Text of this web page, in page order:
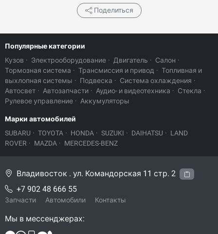
Поделиться
Популярные категории
Кузов · Электрооборудование · Двигатель · Салон ·
Тормозная система · Трансмиссия и привод · Топливная и
выхлопная системы · Подвеска · Система охлаждения ·
Автосвет · Автозапчасти · Аудио- и видеотехника · Стекла ·
Рулевое управление · Аккумуляторы
Марки автомобилей
SUBARU · TOYOTA · HONDA · SUZUKI · DAIHATSU · LAND
ROVER · MAZDA · MERCEDES-BENZ
Владивосток . ул. Командорская 11 стр. 2
+7 902 48 666 55
Запчасти Автомобили Контакты
Мы в мессенджерах: